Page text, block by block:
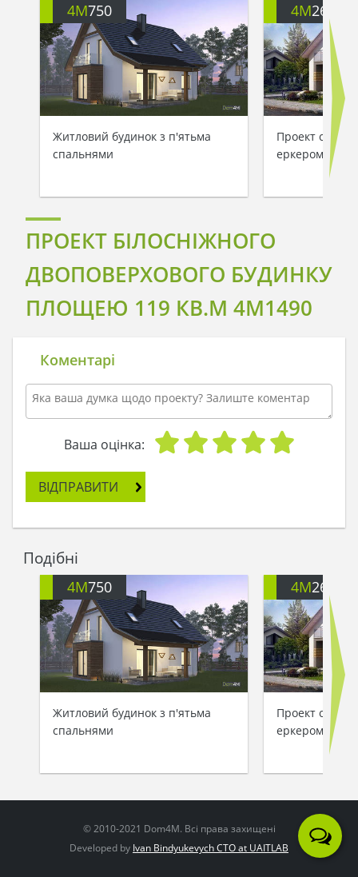
4M750
Житловий будинок з п'ятьма
спальнями
4M260
Проект
еркером
ПРОЕКТ БІЛОСНІЖНОГО
ДВОПОВЕРХОВОГО БУДИНКУ
ПЛОЩЕЮ 119 КВ.М 4M1490
Коментарі
Ваша оцінка:
ВІДПРАВИТИ
Подібні
4M750
Житловий будинок з п'ятьма
спальнями
4M260
Проект
еркером
© 2010-2021 Dom4M. Всі права захищені
Developed by Ivan Bindyukevych CTO at UAITLAB